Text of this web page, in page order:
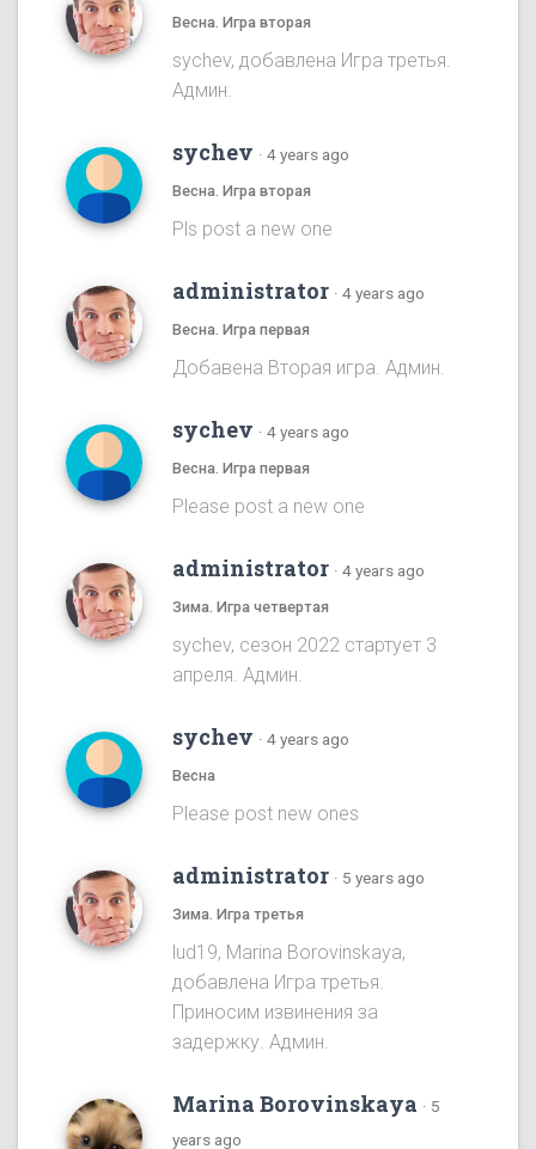
Весна. Игра вторая
sychev, добавлена Игра третья.
Админ.
sychev · 4 years ago
Весна. Игра вторая
Pls post a new one
administrator · 4 years ago
Весна. Игра первая
Добавена Вторая игра. Админ.
sychev · 4 years ago
Весна. Игра первая
Please post a new one
administrator · 4 years ago
Зима. Игра четвертая
sychev, сезон 2022 стартует 3
апреля. Админ.
sychev · 4 years ago
Весна
Please post new ones
administrator · 5 years ago
Зима. Игра третья
lud19, Marina Borovinskaya,
добавлена Игра третья.
Приносим извинения за
задержку. Админ.
Marina Borovinskaya · 5
years ago